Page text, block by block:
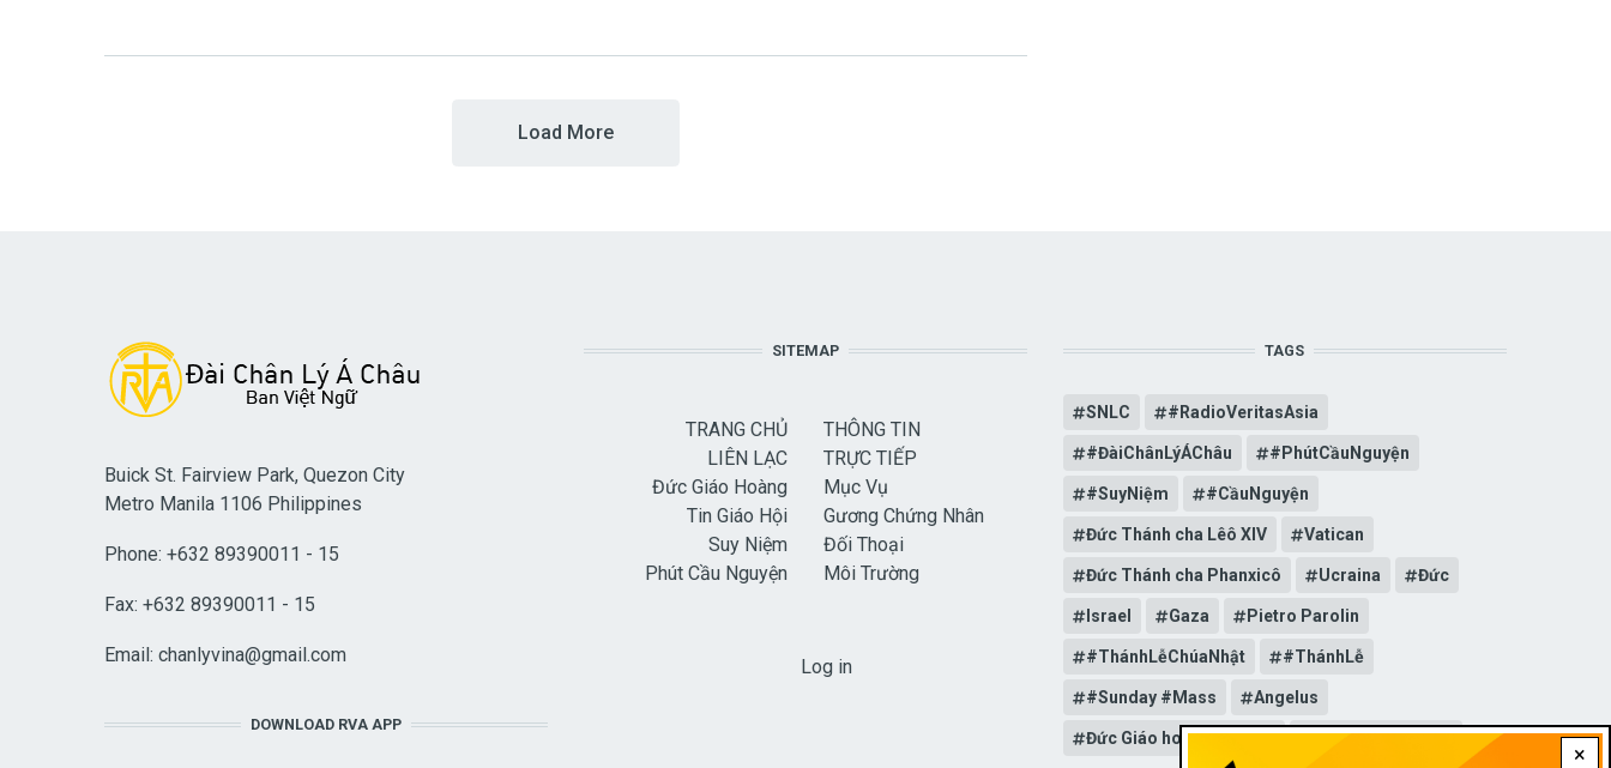
Load More
×
Buick St. Fairview Park, Quezon City
Metro Manila 1106 Philippines
Phone: +632 89390011 - 15
Fax: +632 89390011 - 15
Email: chanlyvina@gmail.com
DOWNLOAD RVA APP
SITEMAP
TRANG CHỦ
LIÊN LẠC
Đức Giáo Hoàng
Tin Giáo Hội
Suy Niệm
Phút Cầu Nguyện
THÔNG TIN
TRỰC TIẾP
Mục Vụ
Gương Chứng Nhân
Đối Thoại
Môi Trường
Log in
TAGS
SNLC #RadioVeritasAsia
#ĐàiChânLýÁChâu #PhútCầuNguyện
#SuyNiệm #CầuNguyện
Đức Thánh cha Lêô XIV Vatican
Đức Thánh cha Phanxicô Ucraina Đức
Israel Gaza Pietro Parolin
#ThánhLễChúaNhật #ThánhLễ
#Sunday #Mass Angelus
Đức Giáo hoàng Lêô XIV General Audience